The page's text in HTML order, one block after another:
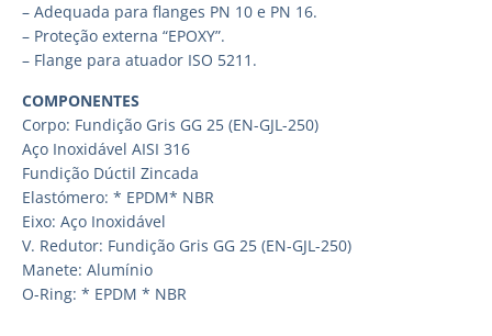
– Adequada para flanges PN 10 e PN 16.
– Proteção externa “EPOXY”.
– Flange para atuador ISO 5211.
COMPONENTES
Corpo: Fundição Gris GG 25 (EN-GJL-250)
Aço Inoxidável AISI 316
Fundição Dúctil Zincada
Elastómero: * EPDM* NBR
Eixo: Aço Inoxidável
V. Redutor: Fundição Gris GG 25 (EN-GJL-250)
Manete: Alumínio
O-Ring: * EPDM * NBR